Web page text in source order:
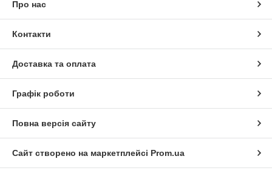
Про нас
Контакти
Доставка та оплата
Графік роботи
Повна версія сайту
Сайт створено на маркетплейсі Prom.ua